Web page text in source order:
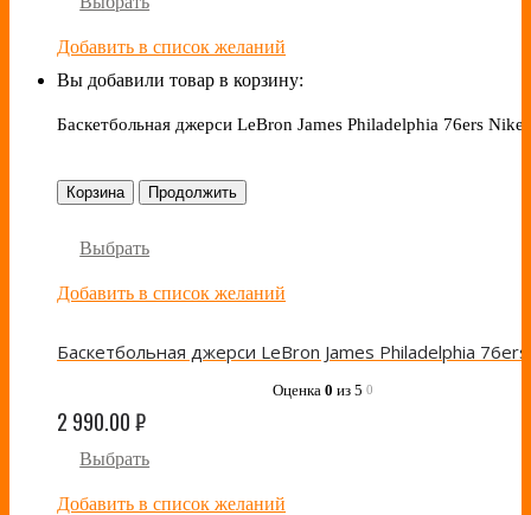
Добавить в список желаний
Вы добавили товар в корзину:
Баскетбольная джерси LeBron James Philadelphia 76ers Nike
Корзина Продолжить
Выбрать
Добавить в список желаний
Оценка 0 из 5 0
2 990.00₽
Выбрать
Добавить в список желаний